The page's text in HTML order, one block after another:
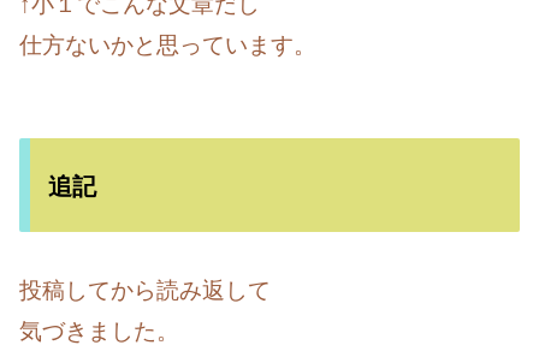
仕方ないかと思っています。
追記
投稿してから読み返して
気づきました。